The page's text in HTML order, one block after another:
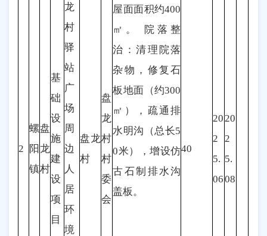
2
螺
阳
镇
盘
龙
村
基
础
设
施
建
设
项
目
龙
村
驿
站
广
场
周
边
人
居
环
境
盘龙
村
盘
龙
村
村
委
会
屋面面积约400
㎡。 院落整
治：清理院落
杂物，修复石
板地面（约300
㎡），疏通排
水明沟（总长5
0米），增设仿
古石制排水沟
盖板。
40
20
2
5.
06
20
2
5.
08